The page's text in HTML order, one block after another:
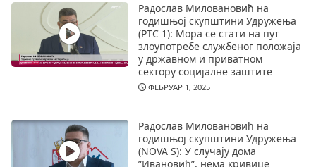
Радослав Миловановић на
годишњој скупштини Удружења
(РТС 1): Мора се стати на пут
злоупотребе службеног положаја
у државном и приватном
сектору социјалне заштите
ФЕБРУАР 1, 2025
Радослав Миловановић на
годишњој скупштини Удружења
(NOVA S): У случају дома
”Ивановић”, нема кривице